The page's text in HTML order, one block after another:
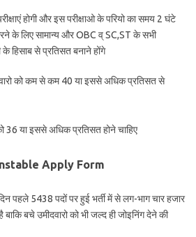
होगी और इस परीक्षाओ के परियो का समय 2 घंटे
के लिए सामान्य और OBC व् SC,ST के सभी
हिसाब से प्रतिसत बनाने होंगे
को कम से कम 40 या इससे अधिक प्रतिसत से
36 या इससे अधिक प्रतिसत होने चाहिए
Apply Form
पहले 5438 पदों पर हुई भर्ती में से लग-भाग चार हजार
बाकि बचे उमीदवारो को भी जल्द ही जोइनिंग देने की